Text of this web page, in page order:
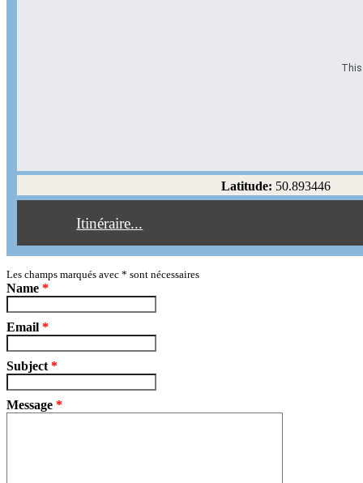
This
Latitude: 50.893446
Itinéraire...
Éviter les autoroutes
Éviter les péages
Reset
Les champs marqués avec * sont nécessaires
Name *
Email *
Subject *
Message *